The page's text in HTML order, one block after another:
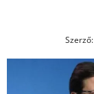
Szerző: